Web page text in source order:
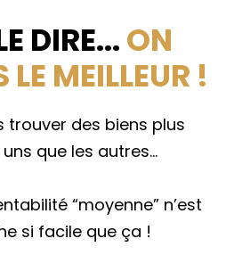
DIRE...ON
MEILLEUR !
trouver des biens plus
que les autres…
“moyenne” n’est
si facile que ça !